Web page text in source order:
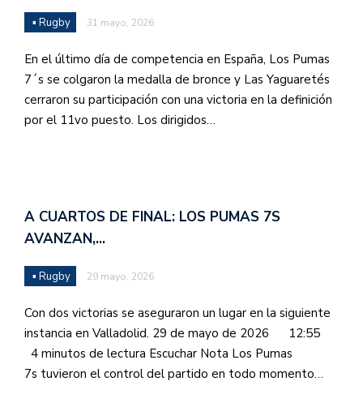
▪ Rugby 31 mayo, 2026
En el último día de competencia en España, Los Pumas
7´s se colgaron la medalla de bronce y Las Yaguaretés
cerraron su participación con una victoria en la definición
por el 11vo puesto. Los dirigidos…
A CUARTOS DE FINAL: LOS PUMAS 7S
AVANZAN,…
▪ Rugby 29 mayo, 2026
Con dos victorias se aseguraron un lugar en la siguiente
instancia en Valladolid. 29 de mayo de 2026 12:55
4 minutos de lectura Escuchar Nota Los Pumas
7s tuvieron el control del partido en todo momento…